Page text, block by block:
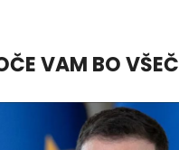
VAM BO VŠEČ